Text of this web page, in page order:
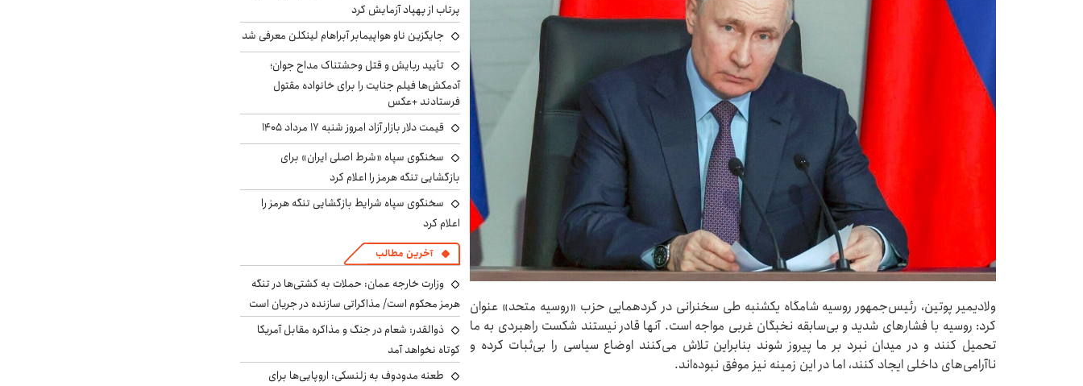
ولادیمیر پوتین، رئیس‌جمهور روسیه شامگاه یکشنبه طی سخنرانی در گردهمایی حزب «روسیه متحد» عنوان
کرد: روسیه با فشارهای شدید و بی‌سابقه نخبگان غربی مواجه است. آنها قادر نیستند شکست راهبردی به ما
تحمیل کنند و در میدان نبرد بر ما پیروز شوند بنابراین تلاش می‌کنند اوضاع سیاسی را بی‌ثبات کرده و
ناآرامی‌های داخلی ایجاد کنند، اما در این زمینه نیز موفق نبوده‌اند.
پرتاب از پهپاد آزمایش کرد
جایگزین ناو هواپیمابر آبراهام لینکلن معرفی شد
تأیید ربایش و قتل وحشتناک مداح جوان؛
آدمکش‌ها فیلم جنایت را برای خانواده مقتول
فرستادند +عکس
قیمت دلار بازار آزاد امروز شنبه ۱۷ مرداد ۱۴۰۵
سخنگوی سپاه «شرط اصلی ایران» برای
بازگشایی تنگه هرمز را اعلام کرد
سخنگوی سپاه شرایط بازگشایی تنگه هرمز را
اعلام کرد
آخرین مطالب
وزارت خارجه عمان: حملات به کشتی‌ها در تنگه
هرمز محکوم است/ مذاکراتی سازنده در جریان است
ذوالقدر: شعام در جنگ و مذاکره مقابل آمریکا
کوتاه نخواهد آمد
طعنه مدودوف به زلنسکی: اروپایی‌ها برای